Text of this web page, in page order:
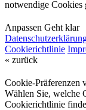
notwendige Cookies
Anpassen Geht klar
Cookierichtlinie
« zurück
Cookie-Präferenzen
Wählen Sie, welche
Cookierichtlinie